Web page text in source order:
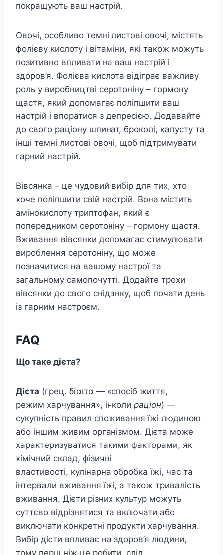
покращують ваш настрій.
Овочі, особливо темні листові овочі, містять
фолієву кислоту і вітаміни, які також можуть
позитивно впливати на ваш настрій і
здоров’я. Фолієва кислота відіграє важливу
роль у виробництві серотоніну – гормону
щастя, який допомагає поліпшити ваш
настрій і впоратися з депресією. Додавайте
до свого раціону шпинат, броколі, капусту та
інші темні листові овочі, щоб підтримувати
гарний настрій.
Вівсянка – це чудовий вибір для тих, хто
хоче поліпшити свій настрій. Вона містить
амінокислоту триптофан, який є
попередником серотоніну – гормону щастя.
Вживання вівсянки допомагає стимулювати
вироблення серотоніну, що може
позначитися на вашому настрої та
загальному самопочутті. Додайте трохи
вівсянки до свого сніданку, щоб почати день
із гарним настроєм.
FAQ
Що таке дієта?
Дієта (грец. δίαιτα — «спосіб життя,
режим харчування», інколи раціон) —
сукупність правил споживання їжі людиною
або іншим живим організмом. Дієта може
характеризуватися такими факторами, як
хімічний склад, фізичні
властивості, кулінарна обробка їжі, час та
інтервали вживання їжі, а також тривалість
вживання. Дієти різних культур можуть
суттєво відрізнятися та включати або
виключати конкретні продукти харчування.
Вибір дієти впливає на здоров’я людини,
тому перш ніж це робити, слід